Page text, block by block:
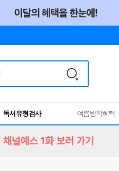
독서유형검사
RBTI Lab
여름방학혜택
채널예스 1화 보러 가기